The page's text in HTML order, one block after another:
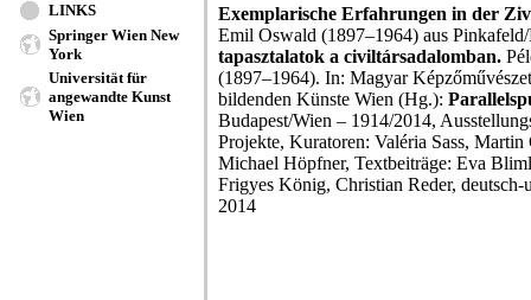
LINKS
Springer Wien New
York
Universität für
angewandte Kunst
Wien
Exemplarische Erfahrungen in der
Emil Oswald (1897–1964) aus
tapasztalatok a civiltársadalomban.
(1897–1964). In: Magyar
bildenden Künste Wien (Hg.):
Budapest/Wien – 1914/2014,
Projekte, Kuratoren: Valéria Sass,
Michael Höpfner, Textbeiträge: Eva
Frigyes König, Christian Reder, deutsch-
2014